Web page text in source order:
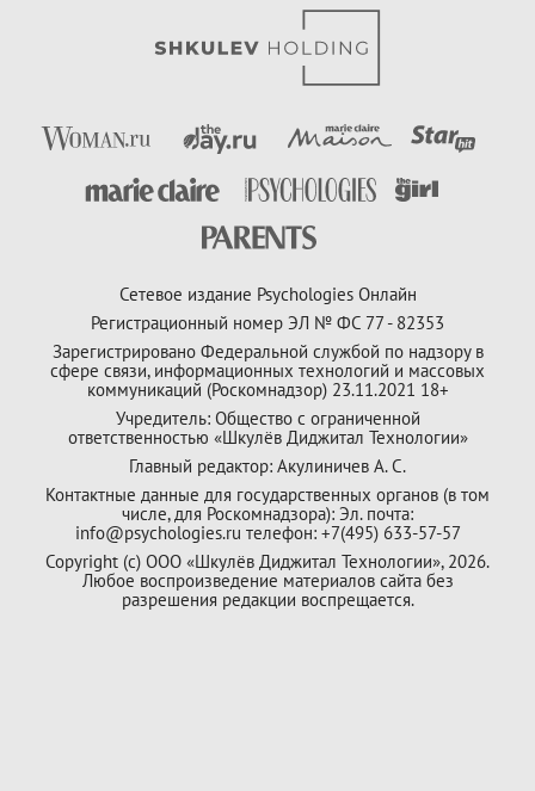
Сетевое издание Psychologies Онлайн
Регистрационный номер ЭЛ № ФС 77 - 82353
Зарегистрировано Федеральной службой по надзору в
сфере связи, информационных технологий и массовых
коммуникаций (Роскомнадзор) 23.11.2021 18+
Учредитель: Общество с ограниченной
ответственностью «Шкулёв Диджитал Технологии»
Главный редактор: Акулиничев А. С.
Контактные данные для государственных органов (в том
числе, для Роскомнадзора): Эл. почта:
info@psychologies.ru телефон: +7(495) 633-57-57
Copyright (с) ООО «Шкулёв Диджитал Технологии», 2026.
Любое воспроизведение материалов сайта без
разрешения редакции воспрещается.